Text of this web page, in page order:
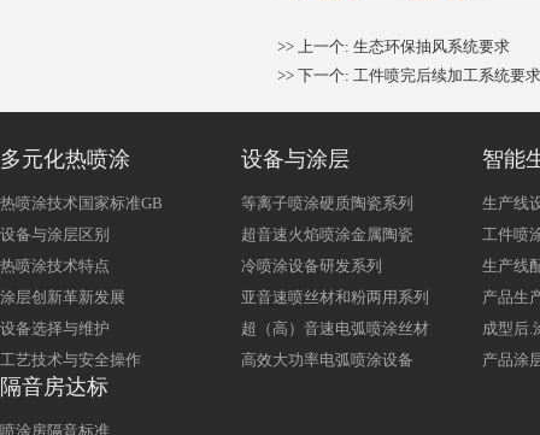
>> 上一个: 生态环保抽风系统要求
>> 下一个: 工件喷完后续加工系统要求
多元化热喷涂
热喷涂技术国家标准GB
设备与涂层区别
热喷涂技术特点
涂层创新革新发展
设备选择与维护
工艺技术与安全操作
设备与涂层
等离子喷涂硬质陶瓷系列
超音速火焰喷涂金属陶瓷
冷喷涂设备研发系列
亚音速喷丝材和粉两用系列
超（高）音速电弧喷涂丝材
高效大功率电弧喷涂设备
智能
生产线
工件喷
生产线
产品生
成型后.
产品涂
隔音房达标
喷涂房隔音标准